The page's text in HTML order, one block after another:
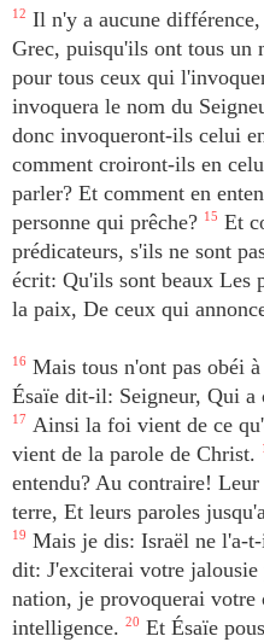
12 Il n'y a aucune
Grec, puisqu'ils ont tous un
pour tous ceux qui
invoquera le nom du
donc invoqueront-ils celui
comment croiront-ils en
parler? Et comment en
personne qui prêche? 15 Et
prédicateurs, s'ils ne sont
écrit: Qu'ils sont beaux Les
la paix, De ceux qui
16 Mais tous n'ont pas obéi
Ésaïe dit-il: Seigneur, Qui a
17 Ainsi la foi vient de ce
vient de la parole de Christ.
entendu? Au contraire!
terre, Et leurs paroles
19 Mais je dis: Israël ne l'a-
dit: J'exciterai votre
nation, je provoquerai votre
intelligence. 20 Et Ésaïe